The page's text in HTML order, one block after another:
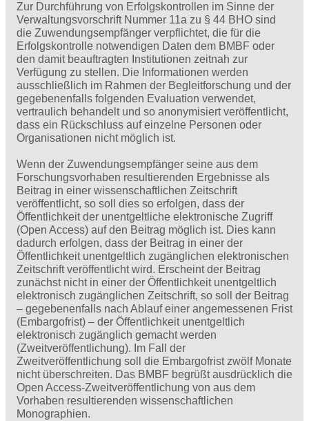
Zur Durchführung von Erfolgskontrollen im Sinne der
Verwaltungsvorschrift Nummer 11a zu § 44 BHO sind
die Zuwendungsempfänger verpflichtet, die für die
Erfolgskontrolle notwendigen Daten dem BMBF oder
den damit beauftragten Institutionen zeitnah zur
Verfügung zu stellen. Die Informationen werden
ausschließlich im Rahmen der Begleitforschung und der
gegebenenfalls folgenden Evaluation verwendet,
vertraulich behandelt und so anonymisiert ver­öffentlicht,
dass ein Rückschluss auf einzelne Personen oder
Organisationen nicht möglich ist.
Wenn der Zuwendungsempfänger seine aus dem
Forschungsvorhaben resultierenden Ergebnisse als
Beitrag in einer wissenschaftlichen Zeitschrift
veröffentlicht, so soll dies so erfolgen, dass der
Öffentlichkeit der unentgeltliche elektronische Zugriff
(Open Access) auf den Beitrag möglich ist. Dies kann
dadurch erfolgen, dass der Beitrag in einer der
Öffentlichkeit unentgeltlich zugänglichen elektronischen
Zeitschrift veröffentlicht wird. Erscheint der Beitrag
zunächst nicht in einer der Öffentlichkeit unentgeltlich
elektronisch zugänglichen Zeitschrift, so soll der Beitrag
– gegebenenfalls nach Ablauf einer angemessenen Frist
(Embargofrist) – der Öffentlichkeit unentgeltlich
elektronisch zugänglich gemacht werden
(Zweitveröffentlichung). Im Fall der
Zweitveröffentlichung soll die Embargofrist zwölf Monate
nicht überschreiten. Das BMBF begrüßt ausdrücklich die
Open Access-Zweitveröffentlichung von aus dem
Vorhaben resultierenden wissenschaftlichen
Monographien.